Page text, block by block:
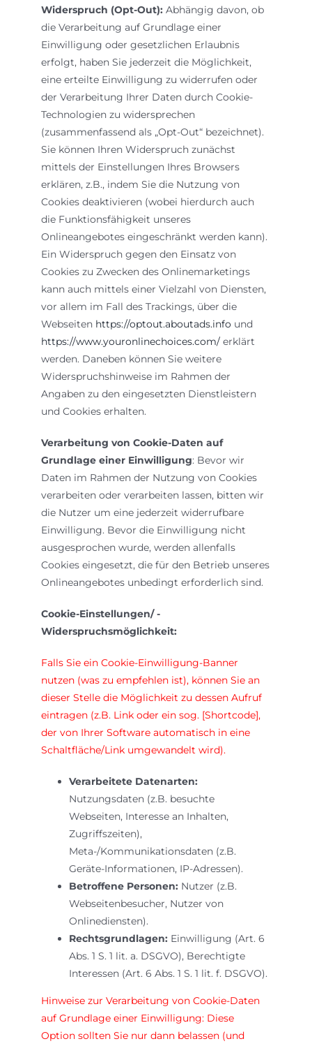
Widerspruch (Opt-Out):Abhängig davon, ob
die Verarbeitung auf Grundlage einer
Einwilligung oder gesetzlichen Erlaubnis
erfolgt, haben Sie jederzeit die Möglichkeit,
eine erteilte Einwilligung zu widerrufen oder
der Verarbeitung Ihrer Daten durch Cookie-
Technologien zu widersprechen
(zusammenfassend als „Opt-Out“ bezeichnet).
Sie können Ihren Widerspruch zunächst
mittels der Einstellungen Ihres Browsers
erklären, z.B., indem Sie die Nutzung von
Cookies deaktivieren (wobei hierdurch auch
die Funktionsfähigkeit unseres
Onlineangebotes eingeschränkt werden kann).
Ein Widerspruch gegen den Einsatz von
Cookies zu Zwecken des Onlinemarketings
kann auch mittels einer Vielzahl von Diensten,
vor allem im Fall des Trackings, über die
Webseiten https://optout.aboutads.info und
https://www.youronlinechoices.com/ erklärt
werden. Daneben können Sie weitere
Widerspruchshinweise im Rahmen der
Angaben zu den eingesetzten Dienstleistern
und Cookies erhalten.
Verarbeitung von Cookie-Daten auf
Grundlage einer Einwilligung: Bevor wir
Daten im Rahmen der Nutzung von Cookies
verarbeiten oder verarbeiten lassen, bitten wir
die Nutzer um eine jederzeit widerrufbare
Einwilligung. Bevor die Einwilligung nicht
ausgesprochen wurde, werden allenfalls
Cookies eingesetzt, die für den Betrieb unseres
Onlineangebotes unbedingt erforderlich sind.
Cookie-Einstellungen/ -
Widerspruchsmöglichkeit:
Falls Sie ein Cookie-Einwilligung-Banner
nutzen (was zu empfehlen ist), können Sie an
dieser Stelle die Möglichkeit zu dessen Aufruf
eintragen (z.B. Link oder ein sog. [Shortcode],
der von Ihrer Software automatisch in eine
Schaltfläche/Link umgewandelt wird).
Verarbeitete Datenarten:
Nutzungsdaten (z.B. besuchte
Webseiten, Interesse an Inhalten,
Zugriffszeiten),
Meta-/Kommunikationsdaten (z.B.
Geräte-Informationen, IP-Adressen).
Betroffene Personen: Nutzer (z.B.
Webseitenbesucher, Nutzer von
Onlinediensten).
Rechtsgrundlagen: Einwilligung (Art. 6
Abs. 1 S. 1 lit. a. DSGVO), Berechtigte
Interessen (Art. 6 Abs. 1 S. 1 lit. f. DSGVO).
Hinweise zur Verarbeitung von Cookie-Daten
auf Grundlage einer Einwilligung: Diese
Option sollten Sie nur dann belassen (und